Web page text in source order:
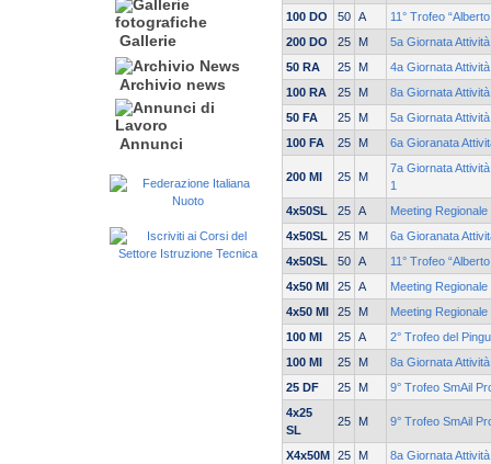
Gallerie
Archivio news
Annunci
100 DO
50 A
11° Trofeo
200 DO
25 M
5a Giornata
50 RA
25 M
4a Giornata
100 RA
25 M
8a Giornata
50 FA
25 M
5a Giornata
100 FA
25 M 6a Gioranata
200 MI 25 M
7a Giornata
1
4x50SL
25 A
Meeting
4x50SL
25 M
6a Gioranata
4x50SL
50 A
11° Trofeo
4x50 MI
25 A
Meeting
4x50 MI
25 M
Meeting
100 MI
25 A
2° Trofeo del
100 MI
25 M
8a Giornata
25 DF
25 M
9° Trofeo SmAil
4x25
SL
25 M 9° Trofeo SmAil
X4x50M 25 M 8a Giornata